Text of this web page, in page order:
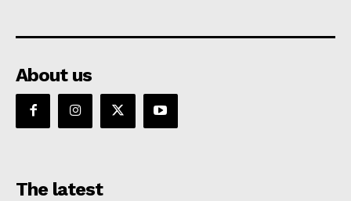
About us
The latest